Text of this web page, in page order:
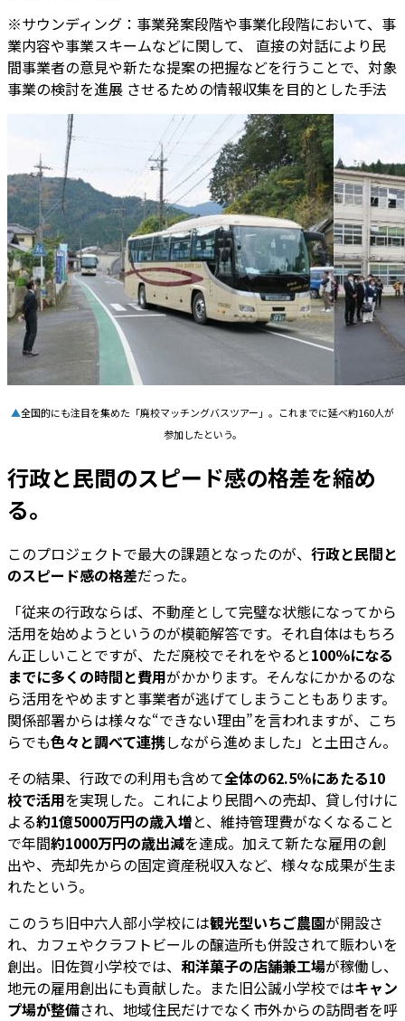
※サウンディング：事業発案段階や事業化段階において、事
業内容や事業スキームなどに関して、 直接の対話により民
間事業者の意見や新たな提案の把握などを行うことで、対象
事業の検討を進展 させるための情報収集を目的とした手法
▲全国的にも注目を集めた「廃校マッチングバスツアー」。これまでに延べ約160人が
参加したという。
行政と民間のスピード感の格差を縮め
る。
このプロジェクトで最大の課題となったのが、 行政と民間と
のスピード感の格差だった。
「従来の行政ならば、不動産として完璧な状態になってから
活用を始めようというのが模範解答です。それ自体はもちろ
ん正しいことですが、ただ廃校でそれをやると100％になる
までに多くの時間と費用がかかります。そんなにかかるのな
ら活用をやめますと事業者が逃げてしまうこともあります。
関係部署からは様々な“できない理由”を言われますが、こち
らでも色々と調べて連携しながら進めました」と土田さん。
その結果、行政での利用も含めて全体の62.5％にあたる10
校で活用を実現した。これにより民間への売却、貸し付けに
よる約1億5000万円の歳入増と、維持管理費がなくなること
で年間約1000万円の歳出減を達成。加えて新たな雇用の創
出や、売却先からの固定資産税収入など、様々な成果が生ま
れたという。
このうち旧中六人部小学校には観光型いちご農園が開設さ
れ、カフェやクラフトビールの醸造所も併設されて賑わいを
創出。旧佐賀小学校では、 和洋菓子の店舗兼工場が稼働し、
地元の雇用創出にも貢献した。また旧公誠小学校ではキャン
プ場が整備され、地域住民だけでなく市外からの訪問者を呼